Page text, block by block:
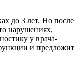
до 3 лет. Но после
нарушениях,
у врача-
и предложит